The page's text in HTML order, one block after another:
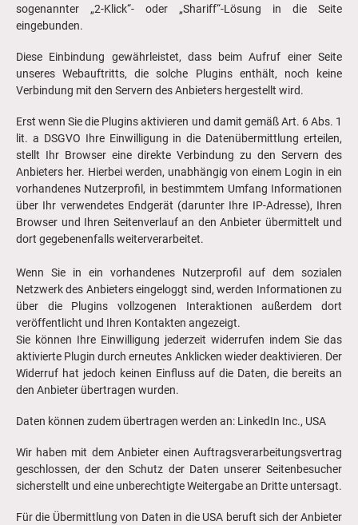
sogenannter „2-Klick“- oder „Shariff“-Lösung in die Seite
eingebunden.
Diese Einbindung gewährleistet, dass beim Aufruf einer Seite
unseres Webauftritts, die solche Plugins enthält, noch keine
Verbindung mit den Servern des Anbieters hergestellt wird.
Erst wenn Sie die Plugins aktivieren und damit gemäß Art. 6 Abs. 1
lit. a DSGVO Ihre Einwilligung in die Datenübermittlung erteilen,
stellt Ihr Browser eine direkte Verbindung zu den Servern des
Anbieters her. Hierbei werden, unabhängig von einem Login in ein
vorhandenes Nutzerprofil, in bestimmtem Umfang Informationen
über Ihr verwendetes Endgerät (darunter Ihre IP-Adresse), Ihren
Browser und Ihren Seitenverlauf an den Anbieter übermittelt und
dort gegebenenfalls weiterverarbeitet.
Wenn Sie in ein vorhandenes Nutzerprofil auf dem sozialen
Netzwerk des Anbieters eingeloggt sind, werden Informationen zu
über die Plugins vollzogenen Interaktionen außerdem dort
veröffentlicht und Ihren Kontakten angezeigt.
Sie können Ihre Einwilligung jederzeit widerrufen indem Sie das
aktivierte Plugin durch erneutes Anklicken wieder deaktivieren. Der
Widerruf hat jedoch keinen Einfluss auf die Daten, die bereits an
den Anbieter übertragen wurden.
Daten können zudem übertragen werden an: LinkedIn Inc., USA
Wir haben mit dem Anbieter einen Auftragsverarbeitungsvertrag
geschlossen, der den Schutz der Daten unserer Seitenbesucher
sicherstellt und eine unberechtigte Weitergabe an Dritte untersagt.
Für die Übermittlung von Daten in die USA beruft sich der Anbieter